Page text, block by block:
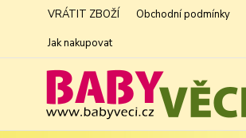
VRÁTIT ZBOŽÍ Obchodní podmínky
Jak nakupovat